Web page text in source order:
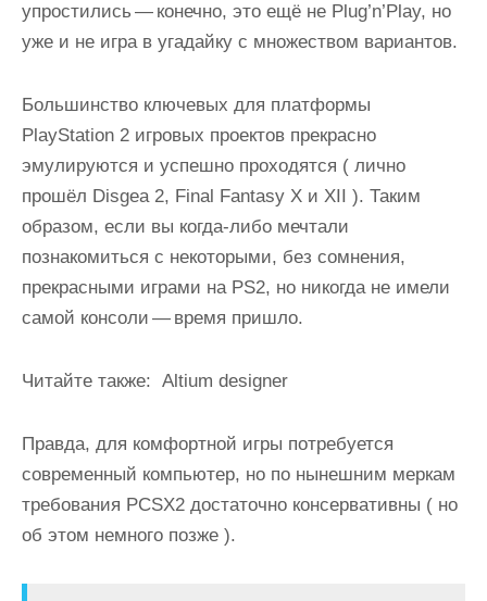
упростились — конечно, это ещё не Plug’n’Play, но
уже и не игра в угадайку с множеством вариантов.
Большинство ключевых для платформы
PlayStation 2 игровых проектов прекрасно
эмулируются и успешно проходятся ( лично
прошёл Disgea 2, Final Fantasy X и XII ). Таким
образом, если вы когда-либо мечтали
познакомиться с некоторыми, без сомнения,
прекрасными играми на PS2, но никогда не имели
самой консоли — время пришло.
Читайте также: Altium designer
Правда, для комфортной игры потребуется
современный компьютер, но по нынешним меркам
требования PCSX2 достаточно консервативны ( но
об этом немного позже ).